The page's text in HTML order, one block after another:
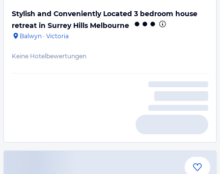
Stylish and Conveniently Located 3 bedroom house
retreat in Surrey Hills Melbourne
Balwyn · Victoria
Keine Hotelbewertungen